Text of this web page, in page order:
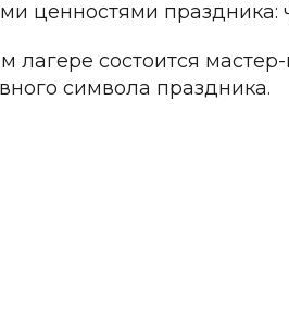
ценностями праздника:
лагере состоится
символа праздника.